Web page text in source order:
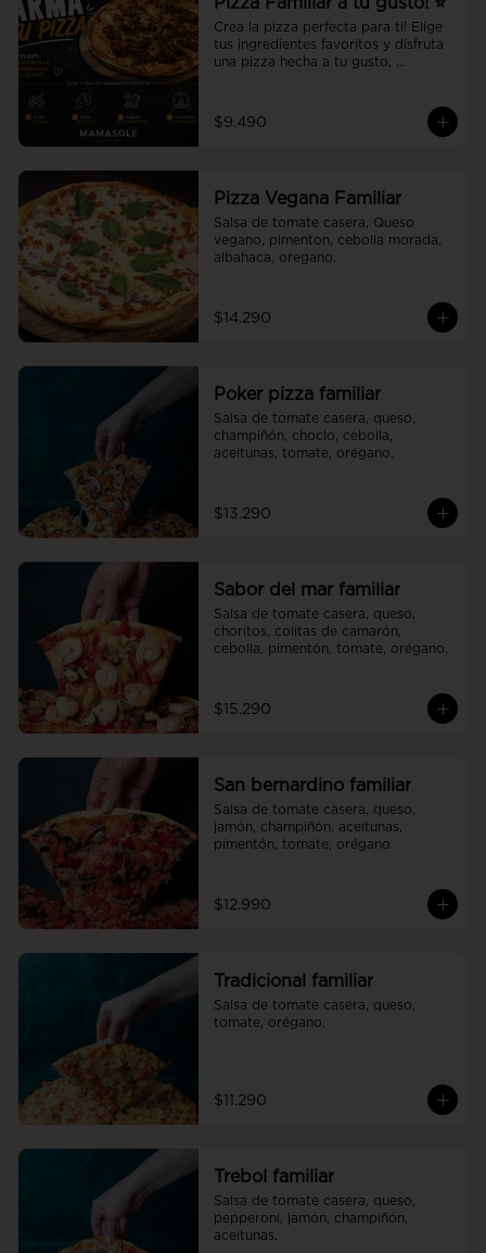
Crea la pizza perfecta para ti! Elige
tus ingredientes favoritos y disfruta
una pizza hecha a tu gusto,
$9.490
Pizza Vegana Familiar
Salsa de tomate casera, Queso
vegano, pimenton, cebolla morada,
albahaca, oregano.
$14.290
Poker pizza familiar
Salsa de tomate casera, queso,
champiñón, choclo, cebolla,
aceitunas, tomate, orégano.
$13.290
Sabor del mar familiar
Salsa de tomate casera, queso,
choritos, colitas de camarón,
cebolla, pimentón, tomate, orégano.
$15.290
San bernardino familiar
Salsa de tomate casera, queso,
jamón, champiñón, aceitunas,
pimentón, tomate, orégano.
$12.990
Tradicional familiar
Salsa de tomate casera, queso,
tomate, orégano.
$11.290
Trebol familiar
Salsa de tomate casera, queso,
pepperoni, jamón, champiñón,
aceitunas.